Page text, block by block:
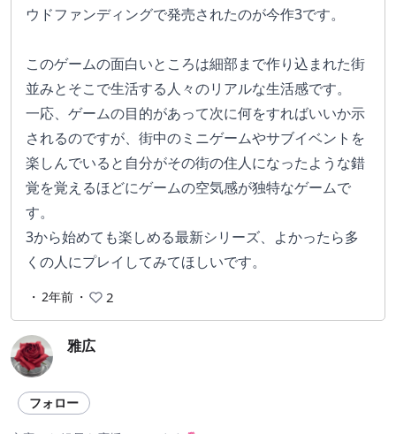
ウドファンディングで発売されたのが今作3です。
このゲームの面白いところは細部まで作り込まれた街
並みとそこで生活する人々のリアルな生活感です。
一応、ゲームの目的があって次に何をすればいいか示
されるのですが、街中のミニゲームやサブイベントを
楽しんでいると自分がその街の住人になったような錯
覚を覚えるほどにゲームの空気感が独特なゲームで
す。
3から始めても楽しめる最新シリーズ、よかったら多
くの人にプレイしてみてほしいです。
・ 2年前 ・ 2
雅広
フォロー